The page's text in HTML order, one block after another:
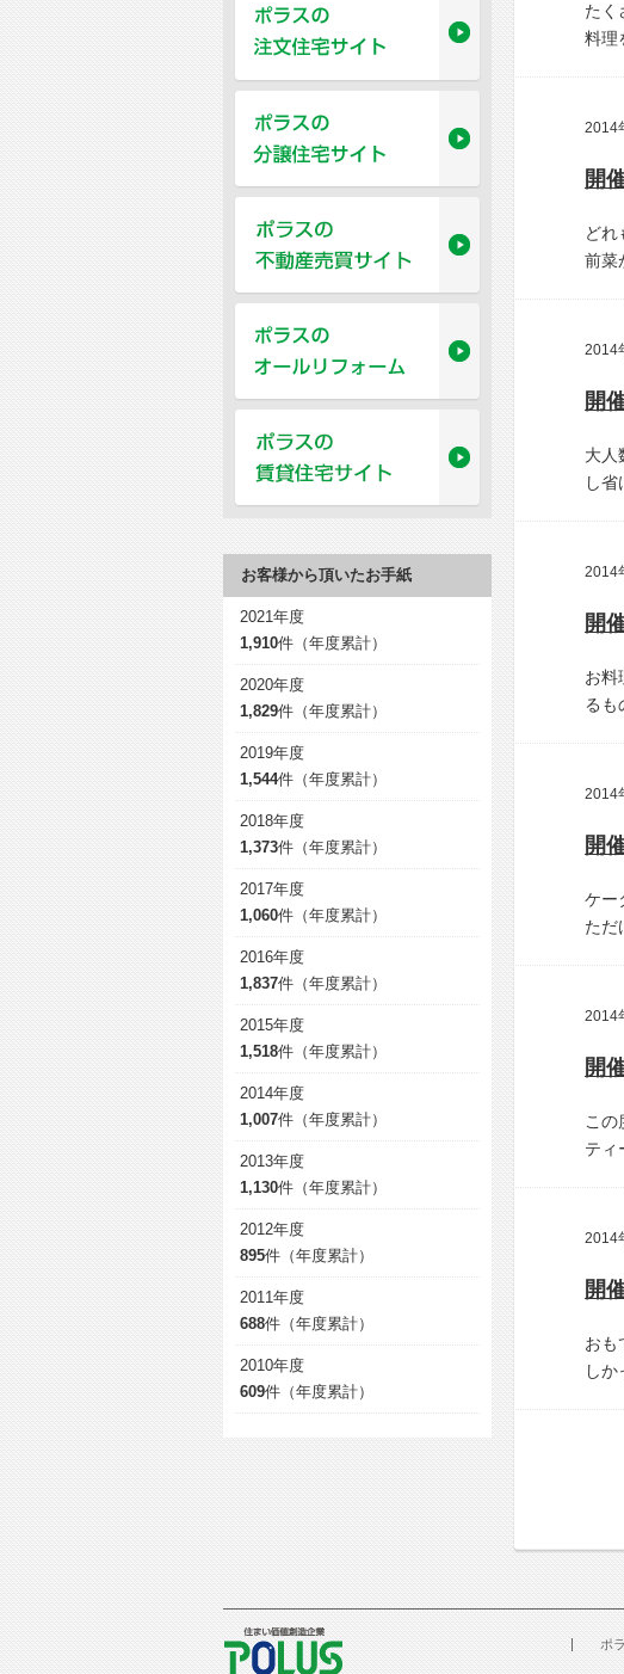
たく
料理
2014
どれ
前菜
2014
大人
し省
2014
お料
るも
2014
ケー
ただ
2014
この
ティ
2014
おも
し
お客様から頂いたお手紙
2021年度
1,910件（年度累計）
2020年度
1,829件（年度累計）
2019年度
1,544件（年度累計）
2018年度
1,373件（年度累計）
2017年度
1,060件（年度累計）
2016年度
1,837件（年度累計）
2015年度
1,518件（年度累計）
2014年度
1,007件（年度累計）
2013年度
1,130件（年度累計）
2012年度
895件（年度累計）
2011年度
688件（年度累計）
2010年度
609件（年度累計）
ポ